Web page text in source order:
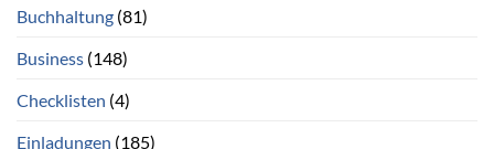
Buchhaltung (81)
Business (148)
Checklisten (4)
Einladungen (185)